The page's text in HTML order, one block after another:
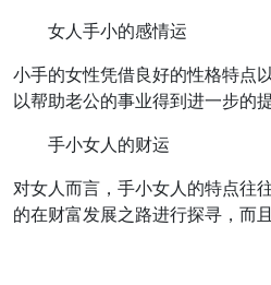
女人手小的感情运
小手的女性凭借良好的性格特点
以帮助老公的事业得到进一步的
手小女人的财运
对女人而言，手小女人的特点往
的在财富发展之路进行探寻，而